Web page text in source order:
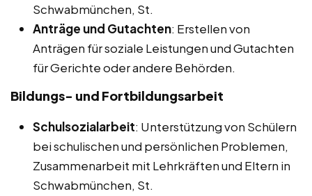
Schwabmünchen, St.
Anträge und Gutachten: Erstellen von
Anträgen für soziale Leistungen und Gutachten
für Gerichte oder andere Behörden.
Bildungs- und Fortbildungsarbeit
Schulsozialarbeit: Unterstützung von Schülern
bei schulischen und persönlichen Problemen,
Zusammenarbeit mit Lehrkräften und Eltern in
Schwabmünchen, St.